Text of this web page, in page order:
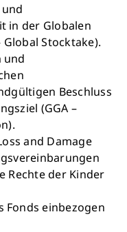
in der Globalen
Global Stocktake).
und
Beschluss
(GGA –
and Damage
Rechte der Kinder
Fonds einbezogen